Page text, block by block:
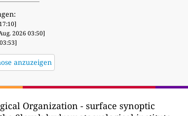
2026 03:50]
anzuzeigen
Organization - surface synoptic